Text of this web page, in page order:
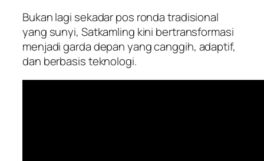
Bukan lagi sekadar pos ronda tradisional
yang sunyi, Satkamling kini bertransformasi
menjadi garda depan yang canggih, adaptif,
dan berbasis teknologi.